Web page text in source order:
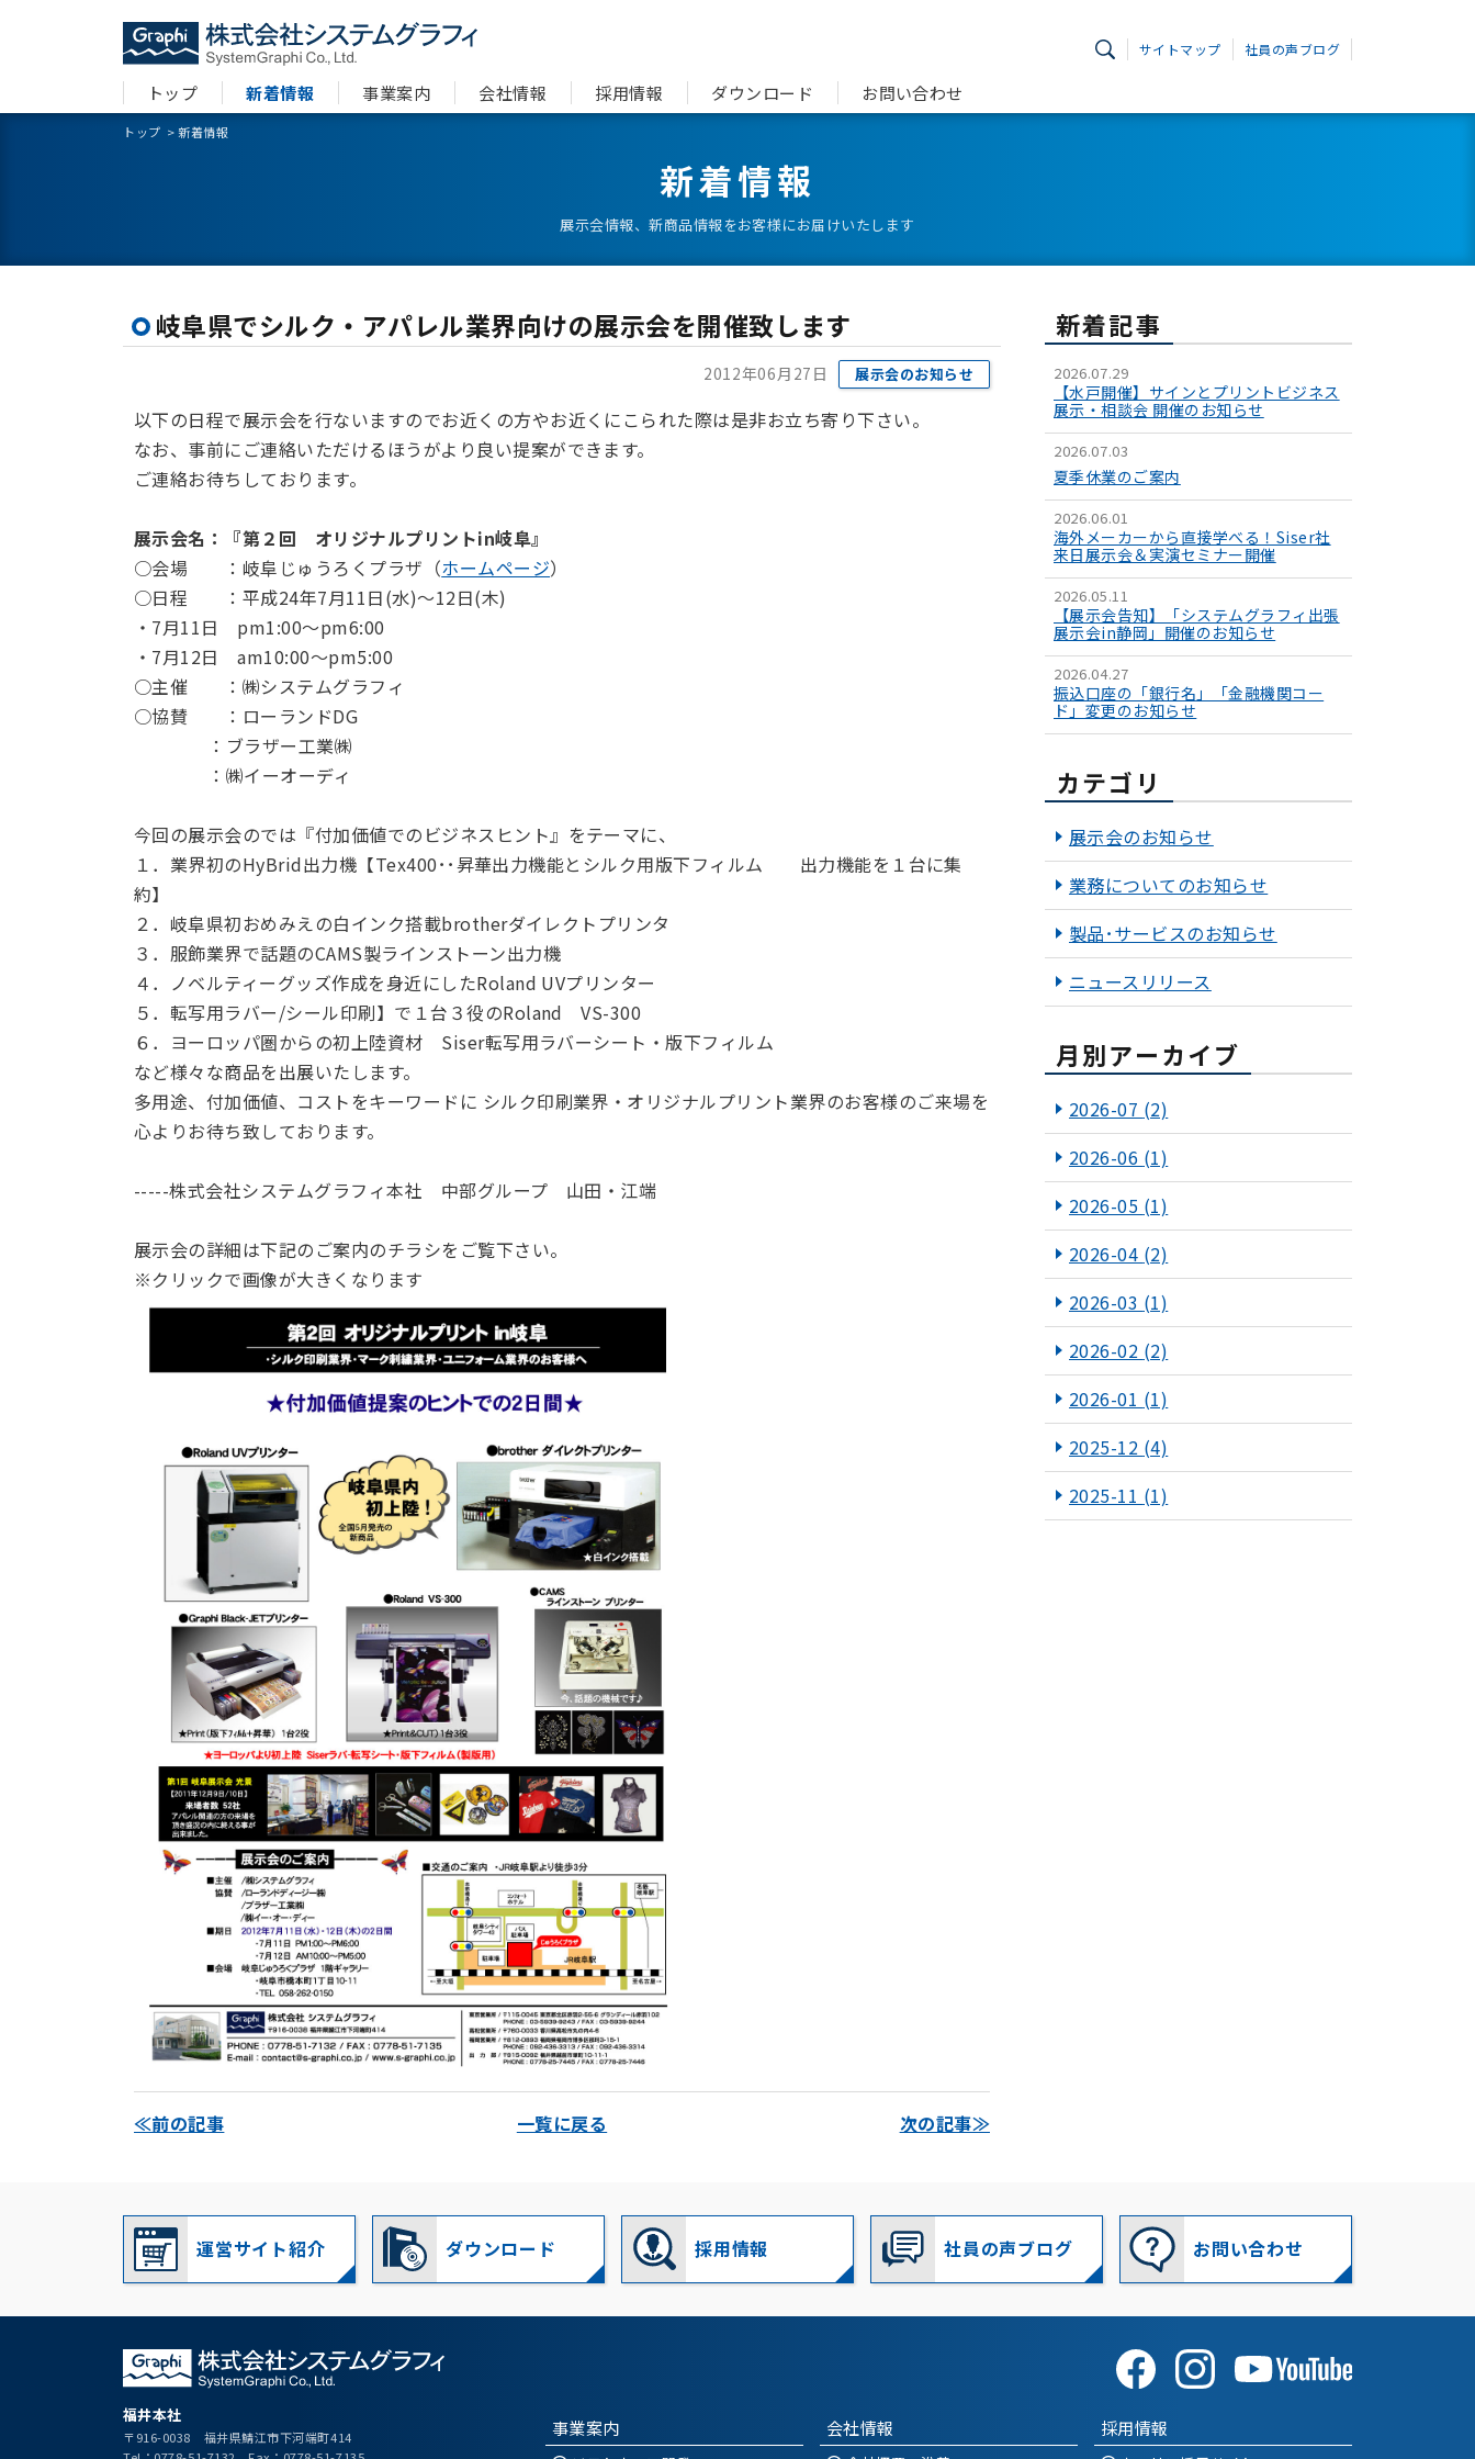
サイトマップ 社員の声ブログ
トップ 新着情報 事業案内 会社情報 採用情報 ダウンロード お問い合わせ
トップ >新着情報
新着情報
展示会情報、新商品情報をお客様にお届けいたします
岐阜県でシルク・アパレル業界向けの展示会を開催致します
2012年06月27日 展示会のお知らせ
以下の日程で展示会を行ないますのでお近くの方やお近くにこられた際は是非お立ち寄り下さい。
なお、事前にご連絡いただけるほうがより良い提案ができます。
ご連絡お待ちしております。
展示会名：『第２回 オリジナルプリントin岐阜』
○会場 ：岐阜じゅうろくプラザ（ホームページ）
○日程 ：平成24年7月11日(水)～12日(木)
・7月11日 pm1:00～pm6:00
・7月12日 am10:00～pm5:00
○主催 ：㈱システムグラフィ
○協賛 ：ローランドDG
：ブラザー工業㈱
：㈱イーオーディ
今回の展示会のでは『付加価値でのビジネスヒント』をテーマに、
１．業界初のHyBrid出力機【Tex400･･昇華出力機能とシルク用版下フィルム 出力機能を１台に集
約】
２．岐阜県初おめみえの白インク搭載brotherダイレクトプリンタ
３．服飾業界で話題のCAMS製ラインストーン出力機
４．ノベルティーグッズ作成を身近にしたRoland UVプリンター
５．転写用ラバー/シール印刷】で１台３役のRoland VS-300
６．ヨーロッパ圏からの初上陸資材 Siser転写用ラバーシート・版下フィルム
など様々な商品を出展いたします。
多用途、付加価値、コストをキーワードに シルク印刷業界・オリジナルプリント業界のお客様のご来場を
心よりお待ち致しております。
-----株式会社システムグラフィ本社 中部グループ 山田・江端
展示会の詳細は下記のご案内のチラシをご覧下さい。
※クリックで画像が大きくなります
≪前の記事 一覧に戻る 次の記事≫
新着記事
2026.07.29
【水戸開催】サインとプリントビジネス
展示・相談会 開催のお知らせ
2026.07.03
夏季休業のご案内
2026.06.01
海外メーカーから直接学べる！Siser社
来日展示会＆実演セミナー開催
2026.05.11
【展示会告知】「システムグラフィ出張
展示会in静岡」開催のお知らせ
2026.04.27
振込口座の「銀行名」「金融機関コー
ド」変更のお知らせ
カテゴリ
展示会のお知らせ
業務についてのお知らせ
製品･サービスのお知らせ
ニュースリリース
月別アーカイブ
2026-07 (2)
2026-06 (1)
2026-05 (1)
2026-04 (2)
2026-03 (1)
2026-02 (2)
2026-01 (1)
2025-12 (4)
2025-11 (1)
2024-04(1)
2024-02(1)
2023-12(1)
2023-11(1)
運営サイト紹介 ダウンロード 採用情報 社員の声ブログ お問い合わせ
福井本社
〒916-0038 福井県鯖江市下河端町414
事業案内 会社情報 採用情報